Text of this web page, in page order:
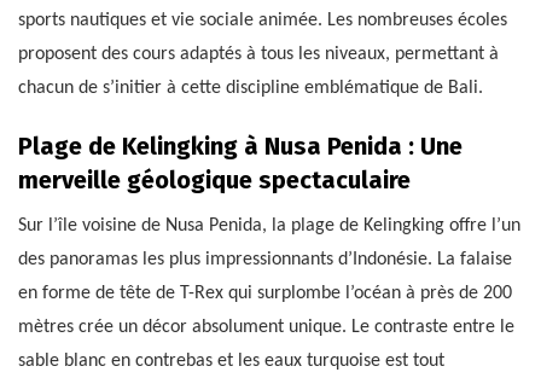
sports nautiques et vie sociale animée. Les nombreuses écoles
proposent des cours adaptés à tous les niveaux, permettant à
chacun de s’initier à cette discipline emblématique de Bali.
Plage de Kelingking à Nusa Penida : Une
merveille géologique spectaculaire
Sur l’île voisine de Nusa Penida, la plage de Kelingking offre l’un
des panoramas les plus impressionnants d’Indonésie. La falaise
en forme de tête de T-Rex qui surplombe l’océan à près de 200
mètres crée un décor absolument unique. Le contraste entre le
sable blanc en contrebas et les eaux turquoise est tout